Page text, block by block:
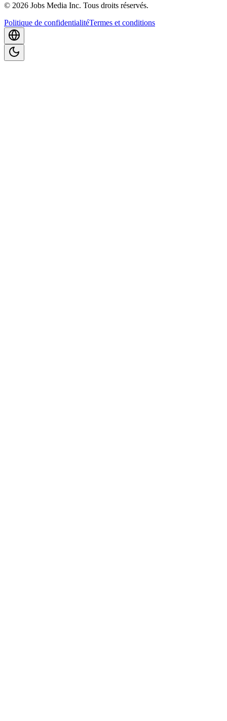
© 2026 Jobs Media Inc. Tous droits réservés.
Politique de confidentialitéTermes et conditions